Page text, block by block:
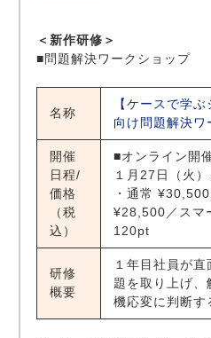
＜新作研修＞
■問題解決ワークショップ
名称
【ケースで学
向け問題解決ワ
開催
日程/
価格
（税
込）
■オンライン開
１月27日（火
・通常
¥28,500／スマ
120pt
研修
概要
１年目社員が
題を取り上げ、
機応変に判断す